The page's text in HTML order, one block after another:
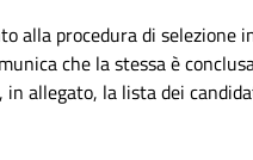
alla procedura di selezione
che la stessa è
in allegato, la lista dei